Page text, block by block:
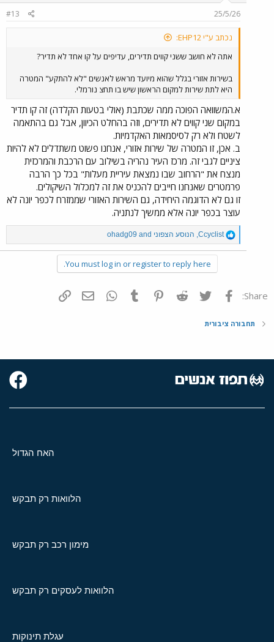
25/5/26
#13
נכתב ע"י EHP12:
אתה לא חושב ששני קווים תדירים, עדיפים על קו אחד לא תדיר?
בשירות אזורי בגלל שהוא מיועד מראש לאנשים "לא להתקע" המטרה
היא לתת שירות למקום הראשון שיש בו תחצ נורמלי.
א.המשוואה הפוכה ממה שכתבת (אולי בטעות הקלדה) זה קו תדיר
במקום שני קווים לא תדירים, וזה בהחלט הכיוון, אבל גם בהתאמה
לשטח ולא רק לסיסמאות האקדמיות.
ב. אכן, זו המטרה של שירות אזורי, אנחנו פשוט משתדלים לא להיות
ציניים לגבי זה. מרכז העיר נהריה בשילוב עם הרכבת והמרכזית
מנצח את "הרחוב שבו נמצאת עיריית מעלות" בכל כך הרבה
פרמטרים שאנחנו חייבים להכניס את זה למכלול השיקולים.
זו גם לא הדוגמה היחידה, גם השירות האזורי שממזרח לכפר יונה לא
עוצר בכפר יונה אלא ממשיך לנתניה.
R
e
a
:
Ccyclist
, הנוסע הצפוני ohadg09
You must log in or register to reply here.
Share: פייסבוק Twitter
Reddit
Pinterest
Tumblr
WhatsAppדואר אלקטרוני
תחבורה ציבורית
האח הגדול
הלוואות רק תבקש
מימון רכב רק תבקש
הלוואות לעסקים רק תבקש
עגלת תינוקות